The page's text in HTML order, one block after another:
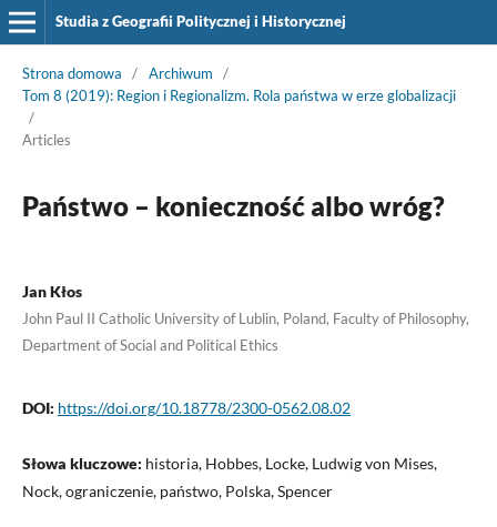
Studia z Geografii Politycznej i Historycznej
Strona domowa / Archiwum
/
Tom 8 (2019): Region i Regionalizm. Rola państwa w erze globalizacji
/
Articles
Państwo – konieczność albo wróg?
Jan Kłos
John Paul II Catholic University of Lublin, Poland, Faculty of Philosophy,
Department of Social and Political Ethics
DOI: https://doi.org/10.18778/2300-0562.08.02
Słowa kluczowe: historia, Hobbes, Locke, Ludwig von Mises,
Nock, ograniczenie, państwo, Polska, Spencer